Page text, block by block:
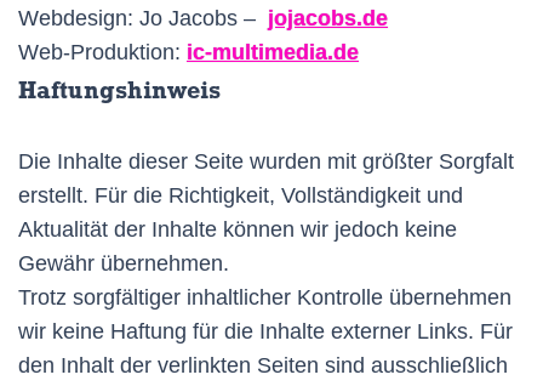
Webdesign: Jo Jacobs – jojacobs.de
Web-Produktion: ic-multimedia.de
Haftungshinweis
Die Inhalte dieser Seite wurden mit größter Sorgfalt
erstellt. Für die Richtigkeit, Vollständigkeit und
Aktualität der Inhalte können wir jedoch keine
Gewähr übernehmen.
Trotz sorgfältiger inhaltlicher Kontrolle übernehmen
wir keine Haftung für die Inhalte externer Links. Für
den Inhalt der verlinkten Seiten sind ausschließlich